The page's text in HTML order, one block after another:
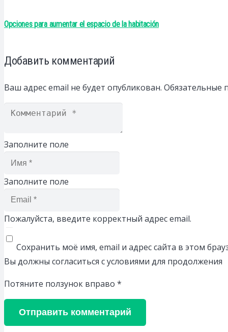
Opciones para aumentar el espacio de la habitación
Добавить комментарий
Ваш адрес email не будет опубликован. Обязательные
Заполните поле
Заполните поле
Пожалуйста, введите корректный адрес email.
Сохранить моё имя, email и адрес сайта в этом
Вы должны согласиться с условиями для продолжения
Потяните ползунок вправо *
Отправить комментарий